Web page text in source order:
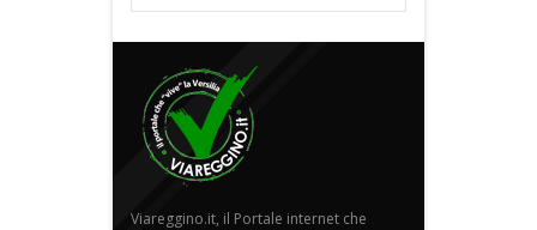
Viareggino.it, il Portale internet che